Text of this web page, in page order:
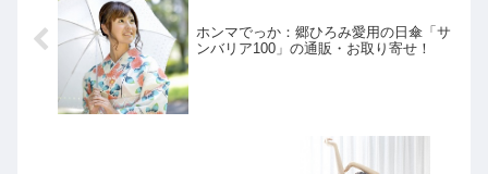
ホンマでっか：郷ひろみ愛用の日傘「サ
ンバリア100」の通販・お取り寄せ！